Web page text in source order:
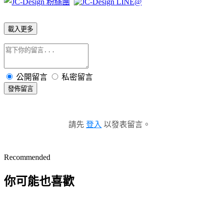
載入更多
公開留言 私密留言
發佈留言
請先 登入 以發表留言。
Recommended
你可能也喜歡